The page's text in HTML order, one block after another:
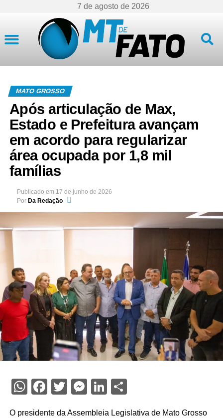
7 de agosto de 2026
MATO GROSSO
Após articulação de Max,
Estado e Prefeitura avançam
em acordo para regularizar
área ocupada por 1,8 mil
famílias
Publicado em 17 de junho de 2026
Por Da Redação
WhatsApp
Facebook
Twitter
Messenger
LinkedIn
Share
O presidente da Assembleia Legislativa de Mato Grosso